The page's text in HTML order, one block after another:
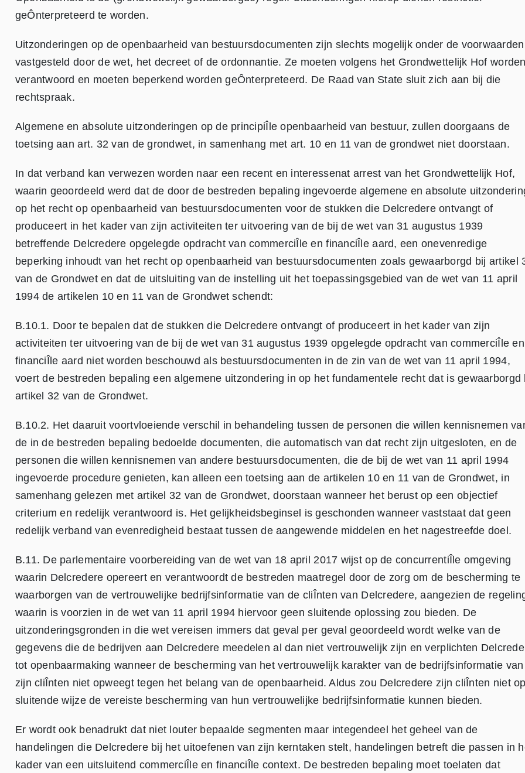
geÔnterpreteerd te worden.
Uitzonderingen op de openbaarheid van bestuursdocumenten zijn slechts mogelijk onder de voorwaarden
vastgesteld door de wet, het decreet of de ordonnantie. Ze moeten volgens het Grondwettelijk Hof worden
verantwoord en moeten beperkend worden geÔnterpreteerd. De Raad van State sluit zich aan bij die
rechtspraak.
Algemene en absolute uitzonderingen op de principiÎle openbaarheid van bestuur, zullen doorgaans de
toetsing aan art. 32 van de grondwet, in samenhang met art. 10 en 11 van de grondwet niet doorstaan.
In dat verband kan verwezen worden naar een recent en interessenat arrest van het Grondwettelijk Hof,
waarin geoordeeld werd dat de door de bestreden bepaling ingevoerde algemene en absolute
op het recht op openbaarheid van bestuursdocumenten voor de stukken die Delcredere ontvangt of
produceert in het kader van zijn activiteiten ter uitvoering van de bij de wet van 31 augustus 1939
betreffende Delcredere opgelegde opdracht van commerciÎle en financiÎle aard, een onevenredige
beperking inhoudt van het recht op openbaarheid van bestuursdocumenten zoals gewaarborgd bij artikel
van de Grondwet en dat de uitsluiting van de instelling uit het toepassingsgebied van de wet van 11 april
1994 de artikelen 10 en 11 van de Grondwet schendt:
B.10.1. Door te bepalen dat de stukken die Delcredere ontvangt of produceert in het kader van zijn
activiteiten ter uitvoering van de bij de wet van 31 augustus 1939 opgelegde opdracht van commerciÎle en
financiÎle aard niet worden beschouwd als bestuursdocumenten in de zin van de wet van 11 april 1994,
voert de bestreden bepaling een algemene uitzondering in op het fundamentele recht dat is gewaarborgd
artikel 32 van de Grondwet.
B.10.2. Het daaruit voortvloeiende verschil in behandeling tussen de personen die willen kennisnemen
de in de bestreden bepaling bedoelde documenten, die automatisch van dat recht zijn uitgesloten, en de
personen die willen kennisnemen van andere bestuursdocumenten, die de bij de wet van 11 april 1994
ingevoerde procedure genieten, kan alleen een toetsing aan de artikelen 10 en 11 van de Grondwet, in
samenhang gelezen met artikel 32 van de Grondwet, doorstaan wanneer het berust op een objectief
criterium en redelijk verantwoord is. Het gelijkheidsbeginsel is geschonden wanneer vaststaat dat geen
redelijk verband van evenredigheid bestaat tussen de aangewende middelen en het nagestreefde doel.
B.11. De parlementaire voorbereiding van de wet van 18 april 2017 wijst op de concurrentiÎle omgeving
waarin Delcredere opereert en verantwoordt de bestreden maatregel door de zorg om de bescherming te
waarborgen van de vertrouwelijke bedrijfsinformatie van de cliÎnten van Delcredere, aangezien de
waarin is voorzien in de wet van 11 april 1994 hiervoor geen sluitende oplossing zou bieden. De
uitzonderingsgronden in die wet vereisen immers dat geval per geval geoordeeld wordt welke van de
gegevens die de bedrijven aan Delcredere meedelen al dan niet vertrouwelijk zijn en verplichten
tot openbaarmaking wanneer de bescherming van het vertrouwelijk karakter van de bedrijfsinformatie van
zijn cliÎnten niet opweegt tegen het belang van de openbaarheid. Aldus zou Delcredere zijn cliÎnten niet op
sluitende wijze de vereiste bescherming van hun vertrouwelijke bedrijfsinformatie kunnen bieden.
Er wordt ook benadrukt dat niet louter bepaalde segmenten maar integendeel het geheel van de
handelingen die Delcredere bij het uitoefenen van zijn kerntaken stelt, handelingen betreft die passen in
kader van een uitsluitend commerciÎle en financiÎle context. De bestreden bepaling moet toelaten dat